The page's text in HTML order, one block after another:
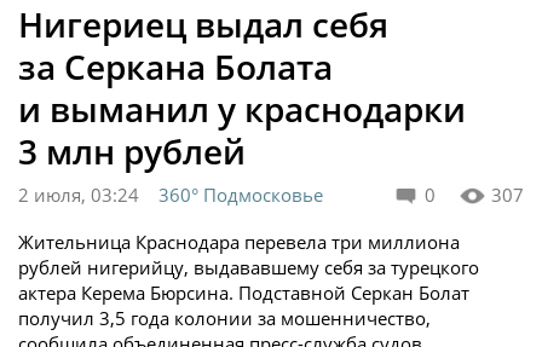
Нигериец выдал себя
за Серкана Болата
и выманил у краснодарки
3 млн рублей
0 307
2 июля, 03:24
360° Подмосковье
Жительница Краснодара перевела три миллиона
рублей нигерийцу, выдававшему себя за турецкого
актера Керема Бюрсина. Подставной Серкан Болат
получил 3,5 года колонии за мошенничество,